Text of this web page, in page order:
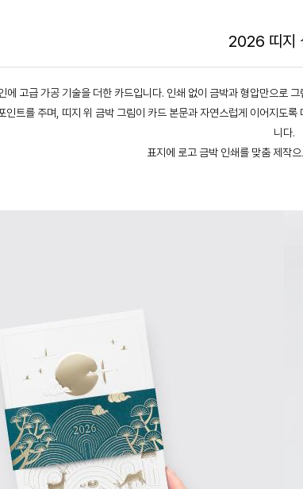
2026 띠지
에 고급 가공 기술을 더한 카드입니다. 인쇄 없이 금박과 형압만으로
인트를 주며, 띠지 위 금박 그림이 카드 본문과 자연스럽게 이어지도
니다.
표지에 로고 금박 인쇄를 맞춤 제작